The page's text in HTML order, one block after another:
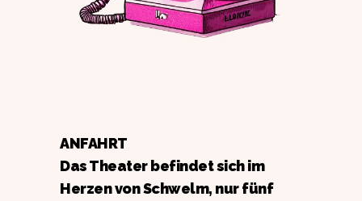
ANFAHRT
Das Theater befindet sich im
Herzen von Schwelm, nur fünf